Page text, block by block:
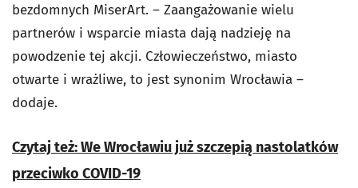
bezdomnych MiserArt. – Zaangażowanie wielu
partnerów i wsparcie miasta dają nadzieję na
powodzenie tej akcji. Człowieczeństwo, miasto
otwarte i wrażliwe, to jest synonim Wrocławia –
dodaje.
Czytaj też: We Wrocławiu już szczepią nastolatków
przeciwko COVID-19